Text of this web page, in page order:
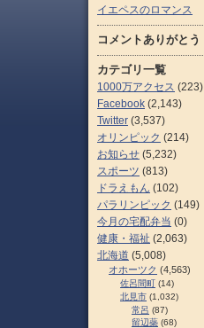
イエペスのロマンス
コメントありがとう
カテゴリ一覧
1000万アクセス (223)
Facebook (2,143)
Twitter (3,537)
オリンピック (214)
お知らせ (5,232)
スポーツ (813)
ドラえもん (102)
パラリンピック (149)
今月の宅配弁当 (0)
健康・福祉 (2,063)
北海道 (5,008)
オホーツク (4,563)
佐呂間町 (14)
北見市 (1,032)
常呂 (87)
留辺蘂 (68)